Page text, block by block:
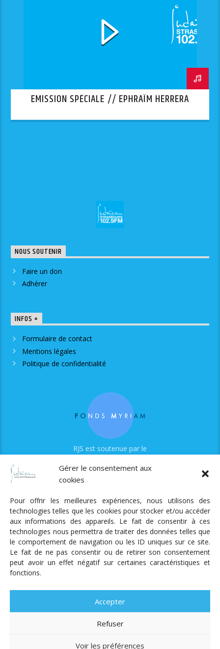
Gérer le consentement aux
cookies
Pour offrir les meilleures expériences, nous utilisons des
technologies telles que les cookies pour stocker et/ou accéder
aux informations des appareils. Le fait de consentir à ces
technologies nous permettra de traiter des données telles que
le comportement de navigation ou les ID uniques sur ce site.
Le fait de ne pas consentir ou de retirer son consentement
peut avoir un effet négatif sur certaines caractéristiques et
fonctions.
Accepter
Refuser
Voir les préférences
EMISSION SPÉCIALE // EPHRAÏM HERRERA
NOUS SOUTENIR
Faire un don
Adhérer
INFOS +
Formulaire de contact
Mentions légales
Politique de confidentialité
RJS est soutenue par le
Radio Judaica Strasbourg
Tous droits réservés
RADIO JUDAÏCA
ÉMISSIONS ET GRILLE DES PROGRAMMES
PODCASTS
UN DON
ADHÉRER MENTIONS LÉGALES
RÉAL.